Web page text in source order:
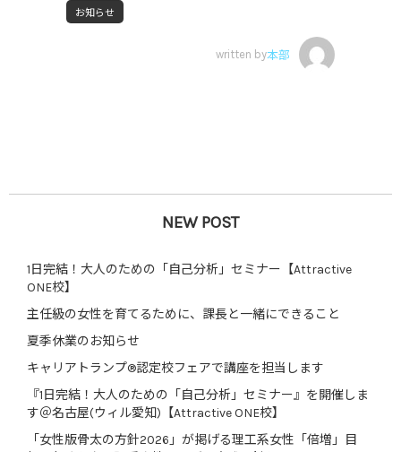
お知らせ
written by本部
NEW POST
1日完結！大人のための「自己分析」セミナー【Attractive
ONE校】
主任級の女性を育てるために、課長と一緒にできること
夏季休業のお知らせ
キャリアトランプ®認定校フェアで講座を担当します
『1日完結！大人のための「自己分析」セミナー』を開催しま
す＠名古屋(ウィル愛知)【Attractive ONE校】
「女性版骨太の方針2026」が掲げる理工系女性「倍増」目